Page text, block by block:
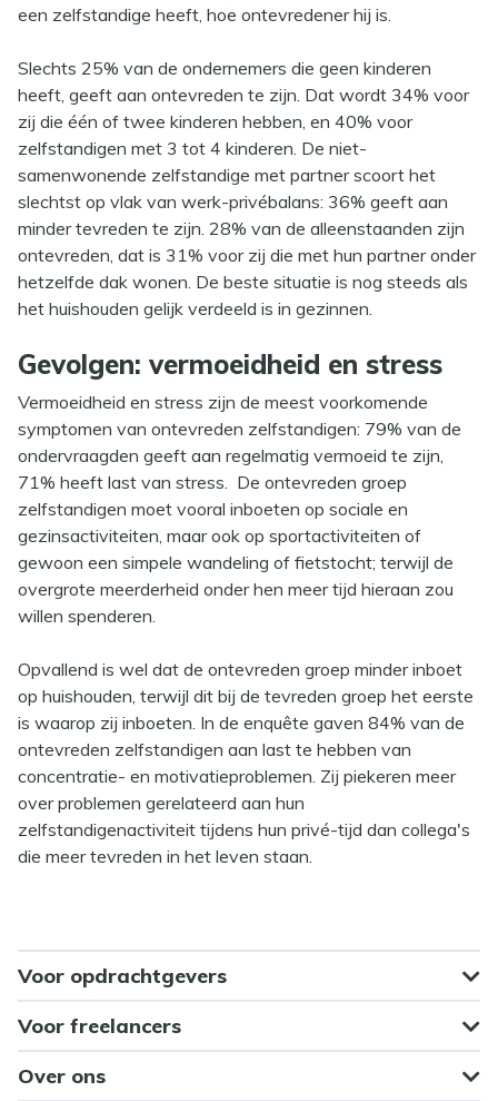
een zelfstandige heeft, hoe ontevredener hij is.
Slechts 25% van de ondernemers die geen kinderen
heeft, geeft aan ontevreden te zijn. Dat wordt 34% voor
zij die één of twee kinderen hebben, en 40% voor
zelfstandigen met 3 tot 4 kinderen. De niet-
samenwonende zelfstandige met partner scoort het
slechtst op vlak van werk-privébalans: 36% geeft aan
minder tevreden te zijn. 28% van de alleenstaanden zijn
ontevreden, dat is 31% voor zij die met hun partner onder
hetzelfde dak wonen. De beste situatie is nog steeds als
het huishouden gelijk verdeeld is in gezinnen.
Gevolgen: vermoeidheid en stress
Vermoeidheid en stress zijn de meest voorkomende
symptomen van ontevreden zelfstandigen: 79% van de
ondervraagden geeft aan regelmatig vermoeid te zijn,
71% heeft last van stress. De ontevreden groep
zelfstandigen moet vooral inboeten op sociale en
gezinsactiviteiten, maar ook op sportactiviteiten of
gewoon een simpele wandeling of fietstocht; terwijl de
overgrote meerderheid onder hen meer tijd hieraan zou
willen spenderen.
Opvallend is wel dat de ontevreden groep minder inboet
op huishouden, terwijl dit bij de tevreden groep het eerste
is waarop zij inboeten. In de enquête gaven 84% van de
ontevreden zelfstandigen aan last te hebben van
concentratie- en motivatieproblemen. Zij piekeren meer
over problemen gerelateerd aan hun
zelfstandigenactiviteit tijdens hun privé-tijd dan collega's
die meer tevreden in het leven staan.
Voor opdrachtgevers
Voor freelancers
Over ons